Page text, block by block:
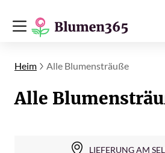
Heim Alle Blumensträuße
Alle
LIEFERUNG AM